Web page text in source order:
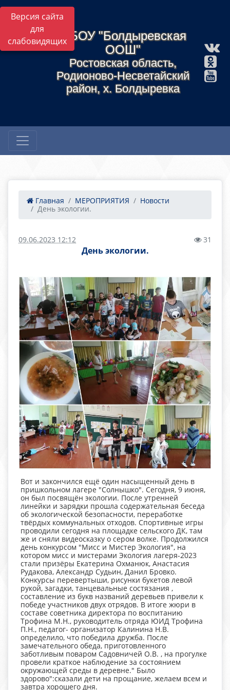
Версия сайта
для
слабовидящихМБОУ "Болдыревская
ООШ"
Ростовская область,
Родионово-Несветайский
район, х. Болдыревка
Главная МЕРОПРИЯТИЯ
Новости
День экологии.
09.06.2023 12:12 31
День экологии.
Вот и закончился ещё один насыщенный день в
пришкольном лагере "Солнышко". Сегодня, 9 июня,
он был посвящён экологии. После утренней
линейки и зарядки прошла содержательная беседа
об экологической безопасности, переработке
твёрдых коммунальных отходов. Спортивные игры
проводили сегодня на площадке сельского ДК, там
же и сняли видеосказку о сером волке. Продолжился
день конкурсом "Мисс и Мистер Экология", на
котором мисс и мистерами Экология лагеря-2023
стали призёры Екатерина Охманюк, Анастасия
Рудакова, Александр Судьин, Данил Бровко.
Конкурсы перевертыши, рисунки букетов левой
рукой, загадки, танцевальные состязания ,
составление из букв названий деревьев привели к
победе участников двух отрядов. В итоге жюри в
составе советника директора по воспитанию
Трофина М.Н., руководитель отряда ЮИД Трофина
П.Н., педагог- организатор Калинина Н.В.
определило, что победила дружба. После
замечательного обеда, приготовленного
заботливым поваром Садовничей О.В. , на прогулке
провели краткое наблюдение за состоянием
окружающей среды в деревне." Было
здорово":сказали дети на прощание, желаем всем и
завтра хорошего дня.